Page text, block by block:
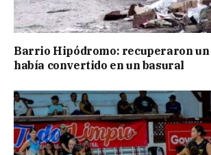
Barrio Hipódromo: recuperaron un
había convertido en un basural